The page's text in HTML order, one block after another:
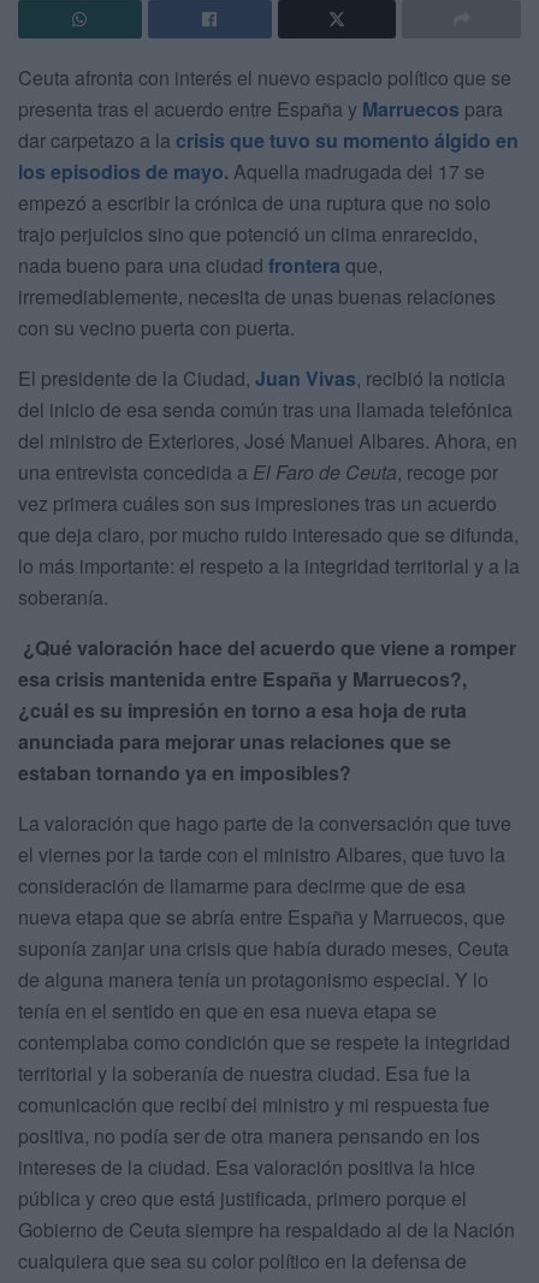
Ceuta afronta con interés el nuevo espacio político que se
presenta tras el acuerdo entre España y Marruecos para
dar carpetazo a la crisis que tuvo su momento álgido en
los episodios de mayo.Aquella madrugada del 17 se
empezó a escribir la crónica de una ruptura que no solo
trajo perjuicios sino que potenció un clima enrarecido,
nada bueno para una ciudad frontera que,
irremediablemente, necesita de unas buenas relaciones
con su vecino puerta con puerta.
El presidente de la Ciudad, Juan Vivas, recibió la noticia
del inicio de esa senda común tras una llamada telefónica
del ministro de Exteriores, José Manuel Albares. Ahora, en
una entrevista concedida a El Faro de Ceuta, recoge por
vez primera cuáles son sus impresiones tras un acuerdo
que deja claro, por mucho ruido interesado que se difunda,
lo más importante: el respeto a la integridad territorial y a la
soberanía.
¿Qué valoración hace del acuerdo que viene a romper
esa crisis mantenida entre España y Marruecos?,
¿cuál es su impresión en torno a esa hoja de ruta
anunciada para mejorar unas relaciones que se
estaban tornando ya en imposibles?
La valoración que hago parte de la conversación que tuve
el viernes por la tarde con el ministro Albares, que tuvo la
consideración de llamarme para decirme que de esa
nueva etapa que se abría entre España y Marruecos, que
suponía zanjar una crisis que había durado meses, Ceuta
de alguna manera tenía un protagonismo especial. Y lo
tenía en el sentido en que en esa nueva etapa se
contemplaba como condición que se respete la integridad
territorial y la soberanía de nuestra ciudad. Esa fue la
comunicación que recibí del ministro y mi respuesta fue
positiva, no podía ser de otra manera pensando en los
intereses de la ciudad. Esa valoración positiva la hice
pública y creo que está justificada, primero porque el
Gobierno de Ceuta siempre ha respaldado al de la Nación
cualquiera que sea su color político en la defensa de